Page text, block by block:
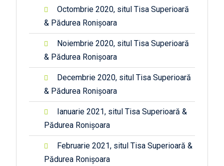
Octombrie 2020, situl Tisa Superioară
& Pădurea Ronișoara
Noiembrie 2020, situl Tisa Superioară
& Pădurea Ronișoara
Decembrie 2020, situl Tisa Superioară
& Pădurea Ronișoara
Ianuarie 2021, situl Tisa Superioară &
Pădurea Ronișoara
Februarie 2021, situl Tisa Superioară &
Pădurea Ronișoara